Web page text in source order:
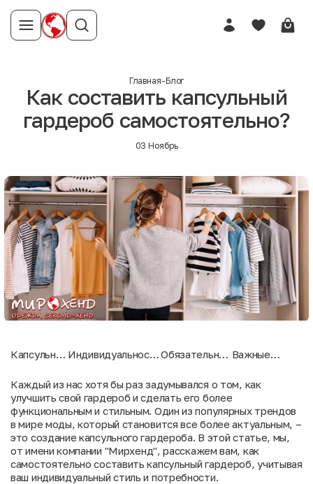
Главная-Блог
Как составить капсульный
гардероб самостоятельно?
03 Ноябрь
Капсульный
почему это
актуально?
Индивидуальность
гардероба
Обязательные
капсульного
гардероба
Важные
составлении
капсульного
гардероба
Каждый из нас хотя бы раз задумывался о том, как
улучшить свой гардероб и сделать его более
функциональным и стильным. Один из популярных трендов
в мире моды, который становится все более актуальным, –
это создание капсульного гардероба. В этой статье, мы,
от имени компании "Мирхенд", расскажем вам, как
самостоятельно составить капсульный гардероб, учитывая
ваш индивидуальный стиль и потребности.